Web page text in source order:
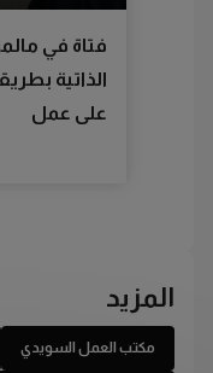
فتاة في
الذاتية
على عمل
المزيد
مكتب العمل السويدي